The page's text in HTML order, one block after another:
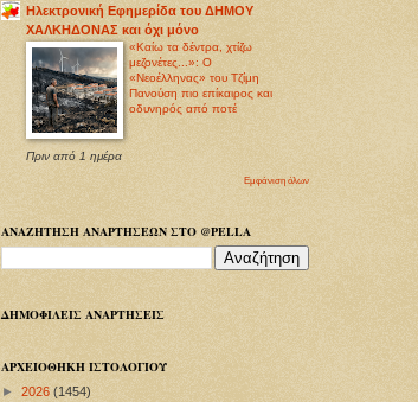
Ηλεκτρονική Εφημερίδα του ΔΗΜΟΥ
ΧΑΛΚΗΔΟΝΑΣ και όχι μόνο
«Καίω τα δέντρα, χτίζω
μεζονέτες...»: Ο
«Νεοέλληνας» του Τζίμη
Πανούση πιο επίκαιρος και
οδυνηρός από ποτέ
Πριν από 1 ημέρα
Εμφάνιση όλων
ΑΝΑΖΗΤΗΣΗ ΑΝΑΡΤΗΣΕΩΝ ΣΤΟ @PELLA
ΔΗΜΟΦΙΛΕΙΣ ΑΝΑΡΤΗΣΕΙΣ
ΑΡΧΕΙΟΘΗΚΗ ΙΣΤΟΛΟΓΙΟΥ
► 2026 (1454)